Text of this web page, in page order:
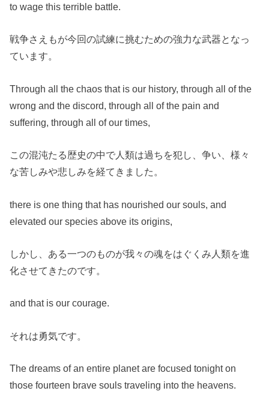
to wage this terrible battle.
戦争さえもが今回の試練に挑むための強力な武器となっ
ています。
Through all the chaos that is our history, through all of the
wrong and the discord, through all of the pain and
suffering, through all of our times,
この混沌たる歴史の中で人類は過ちを犯し、争い、様々
な苦しみや悲しみを経てきました。
there is one thing that has nourished our souls, and
elevated our species above its origins,
しかし、ある一つのものが我々の魂をはぐくみ人類を進
化させてきたのです。
and that is our courage.
それは勇気です。
The dreams of an entire planet are focused tonight on
those fourteen brave souls traveling into the heavens.